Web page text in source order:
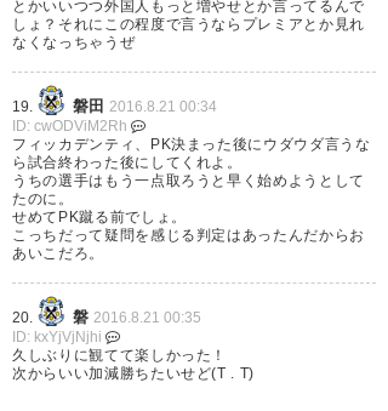
(apita_haruki)2016, 8月 20
勝てたのに…悔しいドローゲー
ム。 豊のプレーやっぱ好きだ
わ！！あのタックルがいいよ
ね、尻アタック！！ 危険な場面
でしっかり止める！！林！！ ふ
たりとも2人とも怪我に気をつけ
て、頑張ってください！！
とかいいつつ外国人もっと増やせとか言ってるんで
しょ？それにこの程度で言うならプレミアとか見れ
なくなっちゃうぜ
19. 磐田 2016.8.21 00:34
ID: cwODViM2Rh
フィッカデンティ、PK決まった後にウダウダ言うな
ら試合終わった後にしてくれよ。
うちの選手はもう一点取ろうと早く始めようとして
たのに。
せめてPK蹴る前でしょ。
こっちだって疑問を感じる判定はあったんだからお
あいこだろ。
20. 磐 2016.8.21 00:35
ID: kxYjVjNjhi
久しぶりに観てて楽しかった！
次からいい加減勝ちたいせど(T . T)